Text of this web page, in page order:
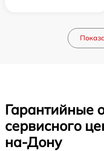
Гарантийные
сервисного
на-Дону